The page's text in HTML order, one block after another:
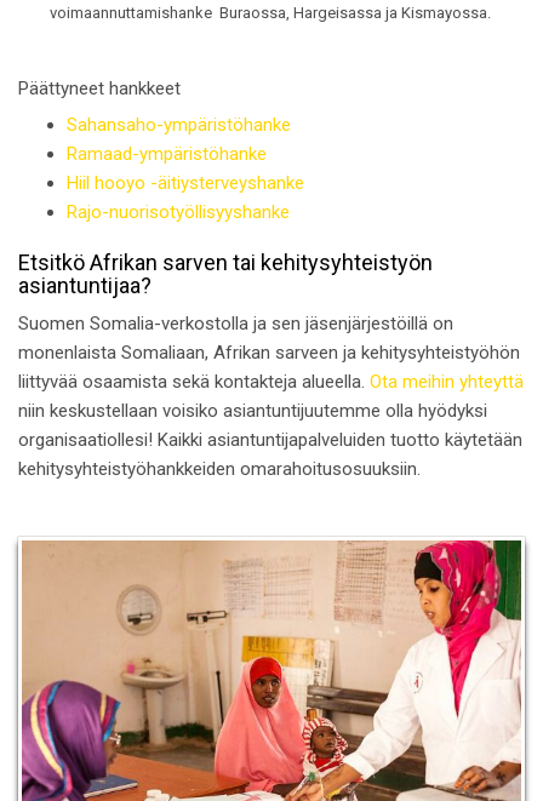
voimaannuttamishanke Buraossa, Hargeisassa ja Kismayossa.
Päättyneet hankkeet
Sahansaho-ympäristöhanke
Ramaad-ympäristöhanke
Hiil hooyo -äitiysterveyshanke
Rajo-nuorisotyöllisyyshanke
Etsitkö Afrikan sarven tai kehitysyhteistyön
asiantuntijaa?
Suomen Somalia-verkostolla ja sen jäsenjärjestöillä on
monenlaista Somaliaan, Afrikan sarveen ja kehitysyhteistyöhön
liittyvää osaamista sekä kontakteja alueella. Ota meihin yhteyttä
niin keskustellaan voisiko asiantuntijuutemme olla hyödyksi
organisaatiollesi! Kaikki asiantuntijapalveluiden tuotto käytetään
kehitysyhteistyöhankkeiden omarahoitusosuuksiin.